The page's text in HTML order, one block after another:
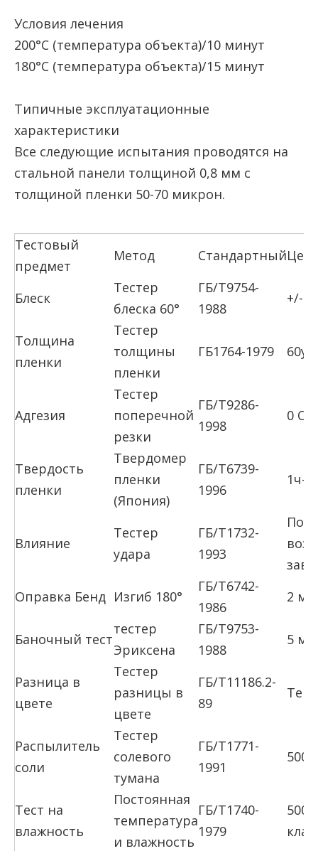
Условия лечения
200°C (температура объекта)/10 минут
180°C (температура объекта)/15 минут
Типичные эксплуатационные
характеристики
Все следующие испытания проводятся на
стальной панели толщиной 0,8 мм с
толщиной пленки 50-70 микрон.
Тестовый
предмет
Метод СтандартныйЦель
Блеск
Тестер
блеска 60°
ГБ/Т9754-
1988
+/-
Толщина
пленки
Тестер
толщины
пленки
ГБ1764-1979
Адгезия
Тестер
поперечной
резки
ГБ/Т9286-
1998
0
Твердость
пленки
Твердомер
пленки
(Япония)
ГБ/Т6739-
1996
1ч-
Влияние
Тестер
удара
ГБ/Т1732-
1993
Оправка Бенд Изгиб 180°
ГБ/Т6742-
1986
2
Баночный тест
тестер
Эриксена
ГБ/Т9753-
1988
5
Разница в
цвете
Тестер
разницы в
цвете
ГБ/Т11186.2-
89
Распылитель
соли
Тестер
солевого
тумана
ГБ/Т1771-
1991
500ч
Тест на
влажность
Постоянная
температура
и влажность
ГБ/Т1740-
1979